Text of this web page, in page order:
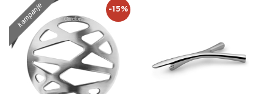
kampanje -15%